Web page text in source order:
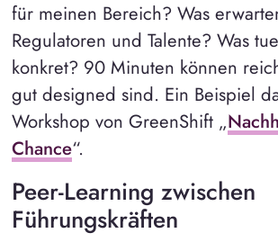
für meinen Bereich? Was
Regulatoren und Talente? Was
konkret? 90 Minuten können
gut designed sind. Ein Beispiel
Workshop von GreenShift „
Chance“.
Peer-Learning zwischen
Führungskräften